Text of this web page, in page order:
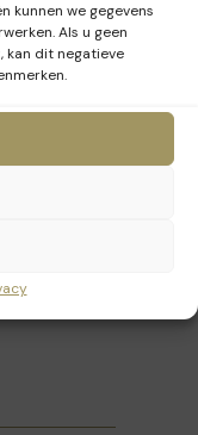
kunnen we gegevens
Als u geen
kan dit negatieve